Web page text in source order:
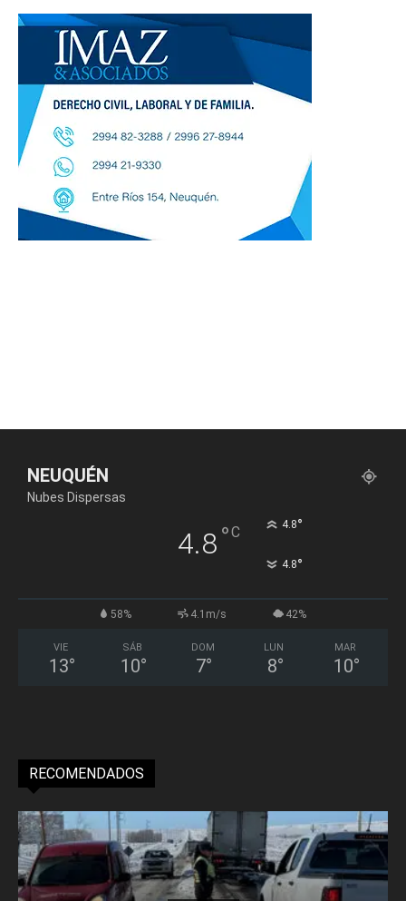
NEUQUÉN
Nubes Dispersas
4.8°C 4.8°
4.8°
58% 4.1m/s 42%
VIE
13°
SÁB
10°
DOM
7°
LUN
8°
MAR
10°
RECOMENDADOS